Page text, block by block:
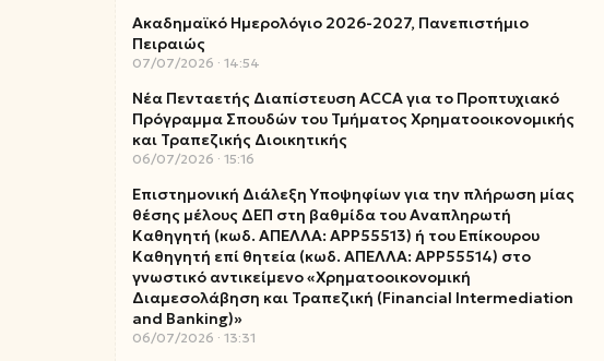
Ακαδημαϊκό Ημερολόγιο 2026-2027, Πανεπιστήμιο
Πειραιώς
07/07/2026 14:54
Νέα Πενταετής Διαπίστευση ACCA για το Προπτυχιακό
Πρόγραμμα Σπουδών του Τμήματος Χρηματοοικονομικής
και Τραπεζικής Διοικητικής
06/07/2026 15:16
Επιστημονική Διάλεξη Υποψηφίων για την πλήρωση μίας
θέσης μέλους ΔΕΠ στη βαθμίδα του Αναπληρωτή
Καθηγητή (κωδ. ΑΠΕΛΛΑ: ΑΡΡ55513) ή του Επίκουρου
Καθηγητή επί θητεία (κωδ. ΑΠΕΛΛΑ: ΑΡΡ55514) στο
γνωστικό αντικείμενο «Χρηματοοικονομική
Διαμεσολάβηση και Τραπεζική (Financial Intermediation
and Banking)»
06/07/2026 13:31